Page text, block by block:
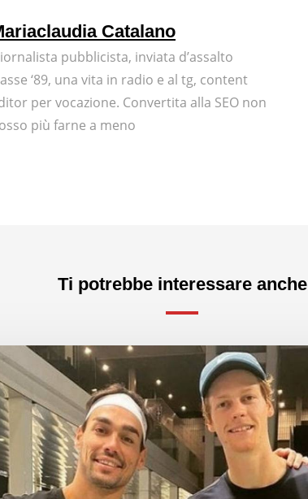
Catalano
pubblicista, inviata d’assalto
‘89, una vita in radio e al tg, content
per vocazione. Convertita alla SEO non
più farne a meno
Ti potrebbe interessare anche